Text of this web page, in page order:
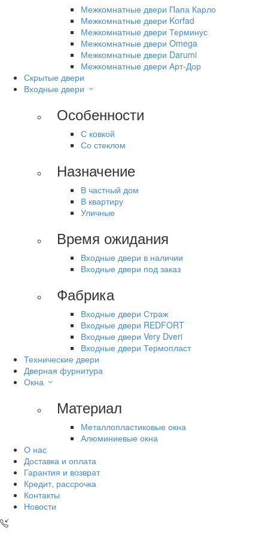
Межкомнатные двери Папа Карло
Межкомнатные двери Korfad
Межкомнатные двери Терминус
Межкомнатные двери Omega
Межкомнатные двери Darumi
Межкомнатные двери Арт-Дор
Скрытые двери
Входные двери
Особенности
С ковкой
Со стеклом
Назначение
В частный дом
В квартиру
Уличные
Время ожидания
Входные двери в наличии
Входные двери под заказ
Фабрика
Входные двери Страж
Входные двери REDFORT
Входные двери Very Dveri
Входные двери Термопласт
Технические двери
Дверная фурнитура
Окна
Материал
Металлопластиковые окна
Алюминиевые окна
О нас
Доставка и оплата
Гарантия и возврат
Кредит, рассрочка
Контакты
Новости